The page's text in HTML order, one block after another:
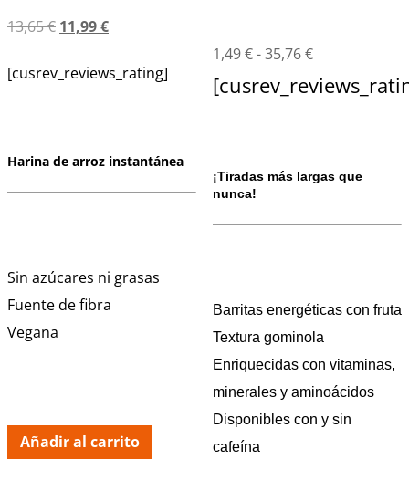
13,65€ 11,99€
[cusrev_reviews_rating]
Harina de arroz instantánea
Sin azúcares ni grasas
Fuente de fibra
Vegana
Añadir al carrito
1,49€-35,76€
¡Tiradas más largas que
nunca!
Barritas energéticas con fruta
Textura gominola
Enriquecidas con vitaminas,
minerales y aminoácidos
Disponibles con y sin
cafeína